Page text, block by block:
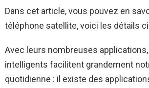
Dans cet article, vous pouvez en
téléphone satellite, voici les détails
Avec leurs nombreuses
intelligents facilitent grandement
quotidienne : il existe des